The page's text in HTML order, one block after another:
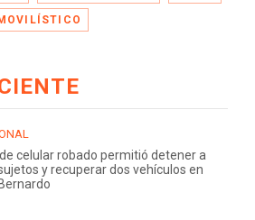
celular robado permitió detener a
y recuperar dos vehículos en